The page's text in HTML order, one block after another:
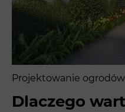
Projektowanie
Dlaczego